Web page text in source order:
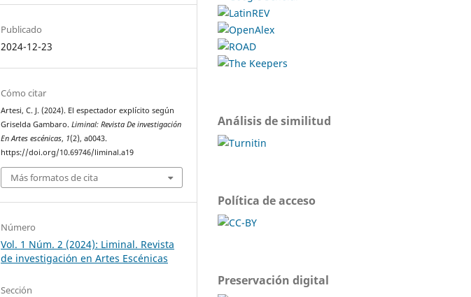
Publicado
2024-12-23
Cómo citar
Artesi, C. J. (2024). El espectador explícito según
Griselda Gambaro.Liminal: Revista De investigación
En Artes escénicas, 1(2), a0043.
https://doi.org/10.69746/liminal.a19
Más formatos de cita
Número
Vol. 1 Núm. 2 (2024): Liminal. Revista
de investigación en Artes Escénicas
Sección
Análisis de similitud
Política de acceso
Preservación digital